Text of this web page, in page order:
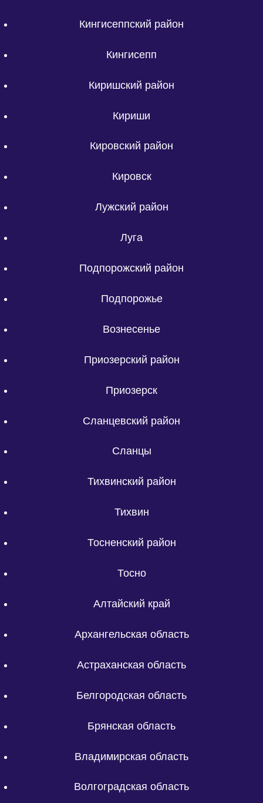
Кингисеппский район
Кингисепп
Киришский район
Кириши
Кировский район
Кировск
Лужский район
Луга
Подпорожский район
Подпорожье
Вознесенье
Приозерский район
Приозерск
Сланцевский район
Сланцы
Тихвинский район
Тихвин
Тосненский район
Тосно
Алтайский край
Архангельская область
Астраханская область
Белгородская область
Брянская область
Владимирская область
Волгоградская область